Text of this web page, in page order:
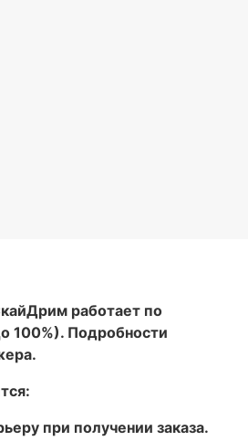
работает по
100%). Подробности
при получении заказа.